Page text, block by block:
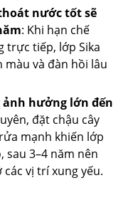
nước tốt sẽ
: Khi hạn chế
trực tiếp, lớp Sika
màu và đàn hồi lâu
hưởng lớn đến
đặt chậu cây
mạnh khiến lớp
sau 3–4 năm nên
vị trí xung yếu.